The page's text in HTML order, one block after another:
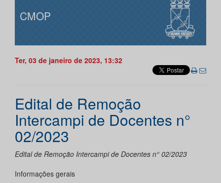
CMOP
Ter, 03 de janeiro de 2023, 13:32
Edital de Remoção
Intercampi de Docentes n°
02/2023
Edital de Remoção Intercampi de Docentes n° 02/2023
Informações gerais